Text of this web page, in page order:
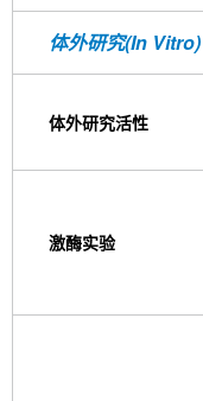
体外研究(In Vitro)
体外研究活性
激酶实验